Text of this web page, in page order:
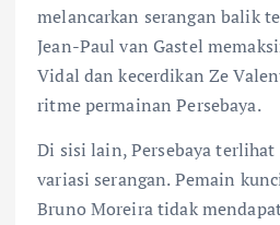
melancarkan serangan balik
Jean-Paul van Gastel
Vidal dan kecerdikan Ze
ritme permainan Persebaya.
Di sisi lain, Persebaya
variasi serangan. Pemain
Bruno Moreira tidak